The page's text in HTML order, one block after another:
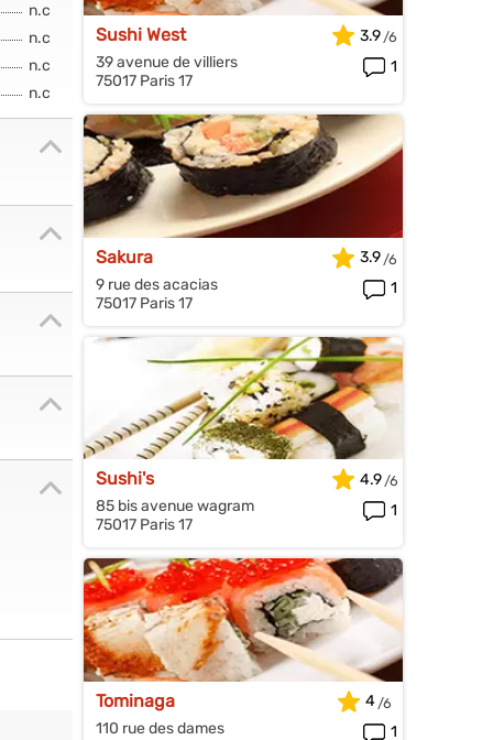
n.c
n.c
n.c
n.c
Sushi West
39 avenue de villiers
75017 Paris 17
3.9
1
Sakura
9 rue des acacias
75017 Paris 17
3.9
1
Sushi's
85 bis avenue wagram
75017 Paris 17
4.9
1
Tominaga
110 rue des dames
4
1